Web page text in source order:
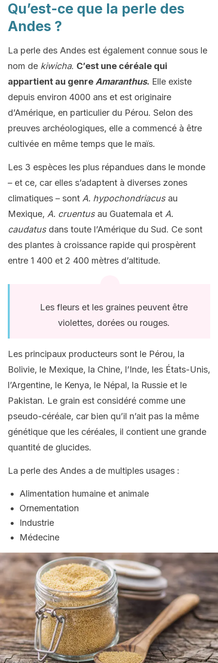
Qu’est-ce que la perle des
Andes ?
La perle des Andes est également connue sous le
nom de kiwicha. C’est une céréale qui
appartient au genre Amaranthus. Elle existe
depuis environ 4000 ans et est originaire
d’Amérique, en particulier du Pérou. Selon des
preuves archéologiques, elle a commencé à être
cultivée en même temps que le maïs.
Les 3 espèces les plus répandues dans le monde
– et ce, car elles s’adaptent à diverses zones
climatiques – sont A. hypochondriacusau
Mexique, A. cruentusau Guatemala et A.
caudatusdans toute l’Amérique du Sud. Ce sont
des plantes à croissance rapide qui prospèrent
entre 1 400 et 2 400 mètres d’altitude.
Les fleurs et les graines peuvent être
violettes, dorées ou rouges.
Les principaux producteurs sont le Pérou, la
Bolivie, le Mexique, la Chine, l’Inde, les États-Unis,
l’Argentine, le Kenya, le Népal, la Russie et le
Pakistan. Le grain est considéré comme une
pseudo-céréale, car bien qu’il n’ait pas la même
génétique que les céréales, il contient une grande
quantité de glucides.
La perle des Andes a de multiples usages :
Alimentation humaine et animale
Ornementation
Industrie
Médecine